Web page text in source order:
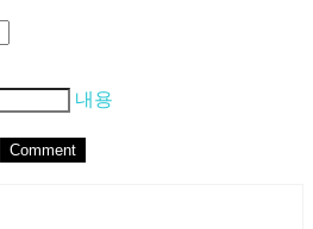
내용
Comment